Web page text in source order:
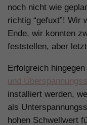
noch nicht wie
richtig “gefuxt”! Wir
Ende, wir konnten
feststellen, aber
Erfolgreich
und
installiert werden,
als
hohen Schwellwert